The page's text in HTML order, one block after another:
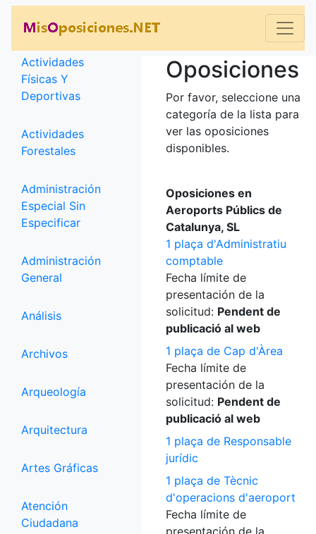
Categorías
Actividades
Físicas Y
Deportivas
Actividades
Forestales
Administración
Especial Sin
Especificar
Administración
General
Análisis
Archivos
Arqueología
Arquitectura
Artes Gráficas
Atención
Ciudadana
Oposiciones
Por favor, seleccione una
categoría de la lista para
ver las oposiciones
disponibles.
Oposiciones en
Aeroports Públics de
Catalunya, SL
1 plaça d'Administratiu
comptable
Fecha límite de
presentación de la
solicitud: Pendent de
publicació al web
1 plaça de Cap d'Àrea
Fecha límite de
presentación de la
solicitud: Pendent de
publicació al web
1 plaça de Responsable
jurídic
1 plaça de Tècnic
d'operacions d'aeroport
Fecha límite de
presentación de la